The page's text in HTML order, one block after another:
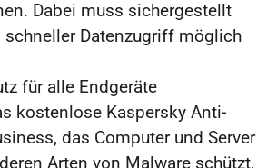
Dabei muss sichergestellt
Datenzugriff möglich
für alle Endgeräte
kostenlose Kaspersky Anti-
das Computer und Server
Arten von Malware schützt,